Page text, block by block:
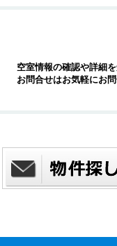
空室情報の確認や詳細
お問合せはお気軽にお